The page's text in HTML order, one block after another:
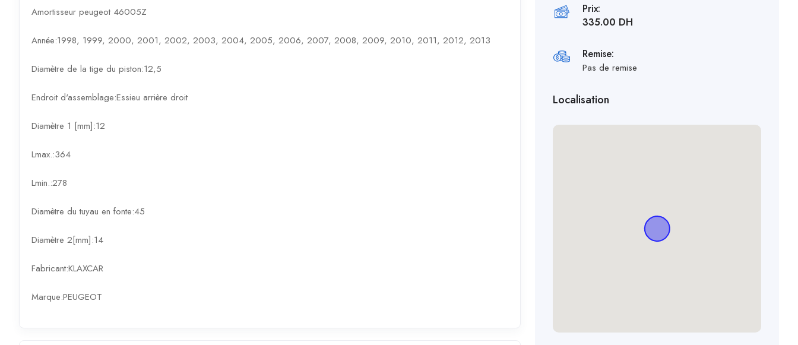
Amortisseur peugeot 46005Z
Année:1998, 1999, 2000, 2001, 2002, 2003, 2004, 2005, 2006, 2007, 2008, 2009, 2010, 2011, 2012, 2013
Diamètre de la tige du piston:12,5
Endroit d'assemblage:Essieu arrière droit
Diamètre 1 [mm]:12
Lmax.:364
Lmin.:278
Diamètre du tuyau en fonte:45
Diamètre 2[mm]:14
Fabricant:KLAXCAR
Marque:PEUGEOT
Prix:
335.00 DH
Remise:
Pas de remise
Localisation